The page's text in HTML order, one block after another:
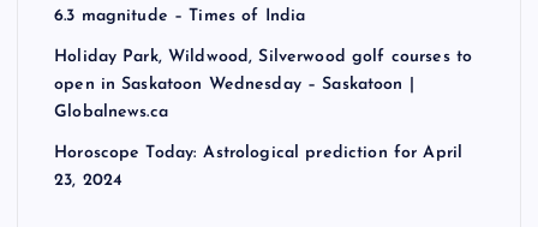
6.3 magnitude – Times of India
Holiday Park, Wildwood, Silverwood golf courses to
open in Saskatoon Wednesday – Saskatoon |
Globalnews.ca
Horoscope Today: Astrological prediction for April
23, 2024